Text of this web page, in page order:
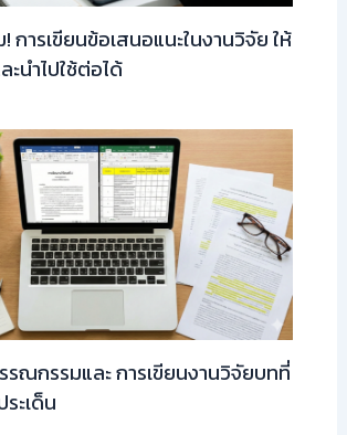
การเขียนข้อเสนอแนะในงานวิจัย ให้
ะนำไปใช้ต่อได้
ณกรรมและ การเขียนงานวิจัยบทที่
ะเด็น